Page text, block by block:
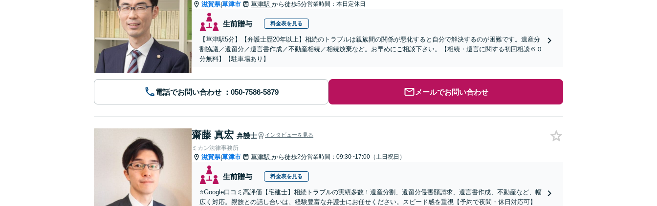
滋賀県|草津市 草津駅 から徒歩5分営業時間：本日定休日
生前贈与 料金表を見る
【草津駅5分】【弁護士歴20年以上】相続のトラブルは親族間の関係が悪化すると自分で解決するのが困難です。遺産分
割協議／遺留分／遺言書作成／不動産相続／相続放棄など。お早めにご相談下さい。【相続・遺言に関する初回相談６０
分無料】【駐車場あり】
電話でお問い合わせ メールでお問い合わせ
齋藤 真宏 弁護士 インタビューを見る
ミカン法律事務所
滋賀県|草津市 草津駅 から徒歩2分営業時間：09:30~17:00（土日祝日）
生前贈与 料金表を見る
⭐️Google口コミ高評価【宅建士】相続トラブルの実績多数！遺産分割、遺留分侵害額請求、遺言書作成、不動産など、幅
広く対応。親族との話し合いは、経験豊富な弁護士にお任せください。スピード感を重視【予約で夜間・休日対応可】